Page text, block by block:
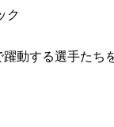
ク
動する選手たち